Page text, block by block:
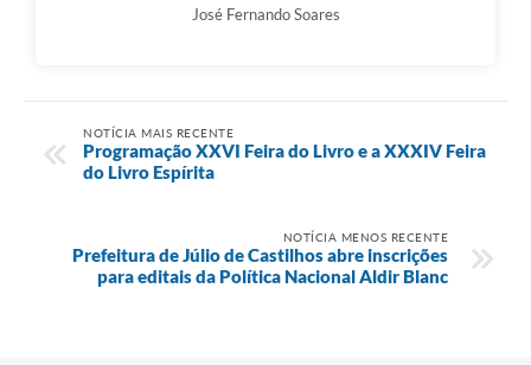
José Fernando Soares
NOTÍCIA MAIS RECENTE
Programação XXVI Feira do Livro e a XXXIV Feira
do Livro Espírita
NOTÍCIA MENOS RECENTE
Prefeitura de Júlio de Castilhos abre inscrições
para editais da Política Nacional Aldir Blanc